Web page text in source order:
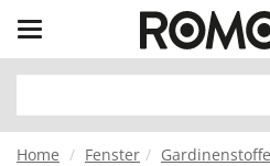
Toggle
navigation
Home Fenster